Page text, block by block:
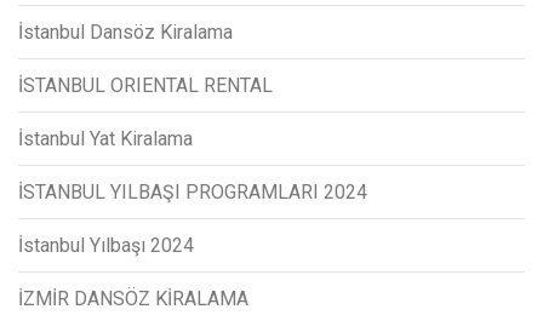
İstanbul Dansöz Kiralama
İSTANBUL ORIENTAL RENTAL
İstanbul Yat Kiralama
İSTANBUL YILBAŞI PROGRAMLARI 2024
İstanbul Yılbaşı 2024
İZMİR DANSÖZ KİRALAMA